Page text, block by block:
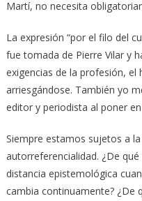
Martí, no necesita
La expresión “por el filo del
fue tomada de Pierre Vilar y
exigencias de la profesión,
arriesgándose. También yo
editor y periodista al poner
Siempre estamos sujetos a
autorreferencialidad. ¿De
distancia epistemológica
cambia continuamente? ¿De